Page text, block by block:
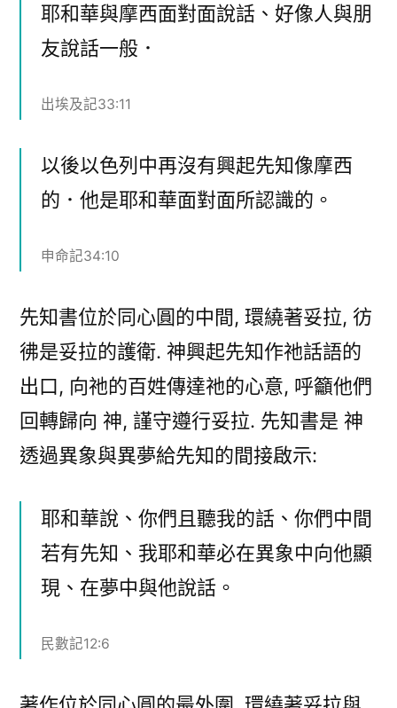
耶和華與摩西面對面說話、好像人與朋
友說話一般．
出埃及記33:11
以後以色列中再沒有興起先知像摩西
的．他是耶和華面對面所認識的。
申命記34:10
先知書位於同心圓的中間, 環繞著妥拉, 彷
彿是妥拉的護衛. 神興起先知作祂話語的
出口, 向祂的百姓傳達祂的心意, 呼籲他們
回轉歸向 神, 謹守遵行妥拉. 先知書是 神
透過異象與異夢給先知的間接啟示:
耶和華說、你們且聽我的話、你們中間
若有先知、我耶和華必在異象中向他顯
現、在夢中與他說話。
民數記12:6